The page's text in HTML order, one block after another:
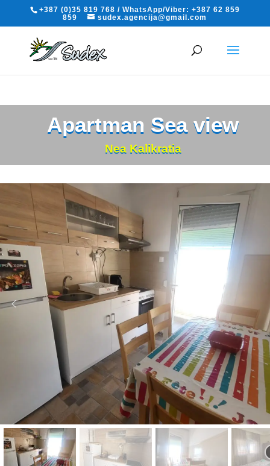
+387 (0)35 819 768 / WhatsApp/Viber: +387 62 859
859
sudex.agencija@gmail.com
Apartman Sea view
Nea Kalikratia